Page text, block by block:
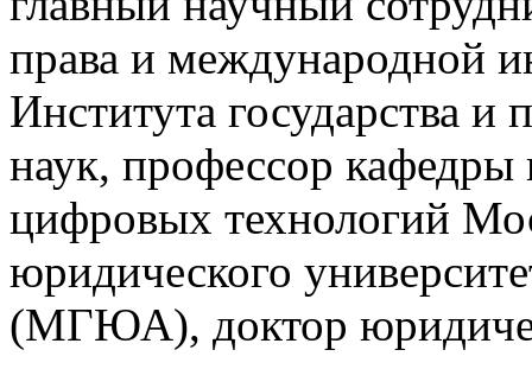
права и международной
Института государства и
наук, профессор
цифровых технологий
юридического
(МГЮА), доктор